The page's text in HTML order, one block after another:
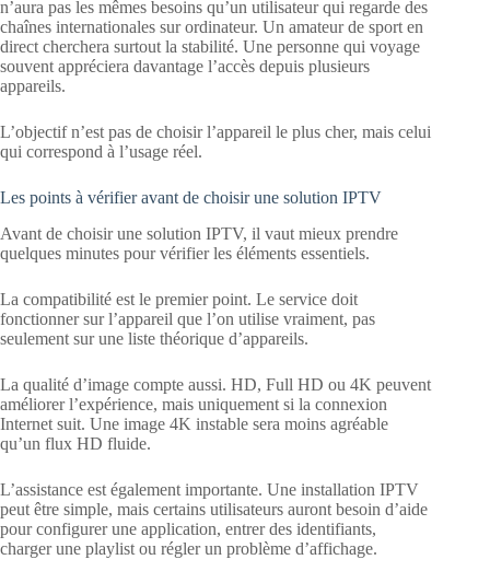
n’aura pas les mêmes besoins qu’un utilisateur qui regarde des
chaînes internationales sur ordinateur. Un amateur de sport en
direct cherchera surtout la stabilité. Une personne qui voyage
souvent appréciera davantage l’accès depuis plusieurs
appareils.
L’objectif n’est pas de choisir l’appareil le plus cher, mais celui
qui correspond à l’usage réel.
Les points à vérifier avant de choisir une solution IPTV
Avant de choisir une solution IPTV, il vaut mieux prendre
quelques minutes pour vérifier les éléments essentiels.
La compatibilité est le premier point. Le service doit
fonctionner sur l’appareil que l’on utilise vraiment, pas
seulement sur une liste théorique d’appareils.
La qualité d’image compte aussi. HD, Full HD ou 4K peuvent
améliorer l’expérience, mais uniquement si la connexion
Internet suit. Une image 4K instable sera moins agréable
qu’un flux HD fluide.
L’assistance est également importante. Une installation IPTV
peut être simple, mais certains utilisateurs auront besoin d’aide
pour configurer une application, entrer des identifiants,
charger une playlist ou régler un problème d’affichage.